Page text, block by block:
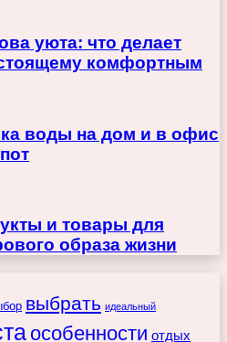
уюта: что делает
комфортным
воды на дом и в офис
и товары для
образа жизни
выбрать идеальный
особенности отдых